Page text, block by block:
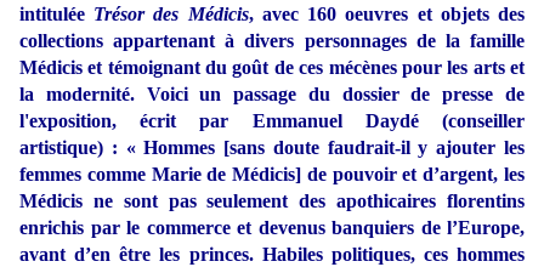
intitulée Trésor des Médicis, avec 160 oeuvres et objets des
collections appartenant à divers personnages de la famille
Médicis et témoignant du goût de ces mécènes pour les arts et
la modernité. Voici un passage du dossier de presse de
l'exposition, écrit par Emmanuel Daydé (conseiller
artistique) : « Hommes [sans doute faudrait-il y ajouter les
femmes comme Marie de Médicis] de pouvoir et d’argent, les
Médicis ne sont pas seulement des apothicaires florentins
enrichis par le commerce et devenus banquiers de l’Europe,
avant d’en être les princes. Habiles politiques, ces hommes